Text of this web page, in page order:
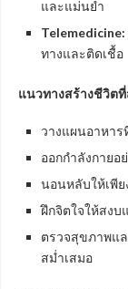
และแม่นยำ
Telemedicine:
ทางและติดเชื้อ
แนวทางสร้างชีวิต
วางแผนอาหา
ออกกำลังกายอ
นอนหลับให้เพี
ฝึกจิตใจให้สงบ
ตรวจสุขภาพแ
สม่ำเสมอ